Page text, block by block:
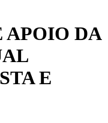
APOIO DA
E